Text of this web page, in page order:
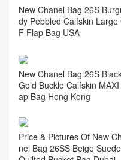
dy Pebbled Calfskin Large C
F Flap Bag USA